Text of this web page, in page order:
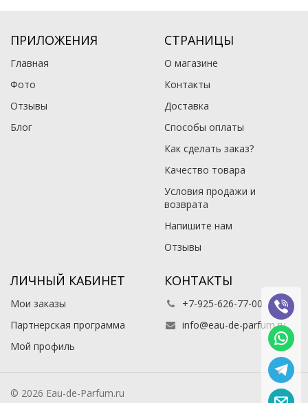
ПРИЛОЖЕНИЯ
Главная
Фото
Отзывы
Блог
СТРАНИЦЫ
О магазине
Контакты
Доставка
Способы оплаты
Как сделать заказ?
Качество товара
Условия продажи и
возврата
Напишите нам
Отзывы
ЛИЧНЫЙ КАБИНЕТ
Мои заказы
Партнерская программа
Мой профиль
КОНТАКТЫ
+7-925-626-77-00
info@eau-de-parfum.ru
© 2026 Eau-de-Parfum.ru